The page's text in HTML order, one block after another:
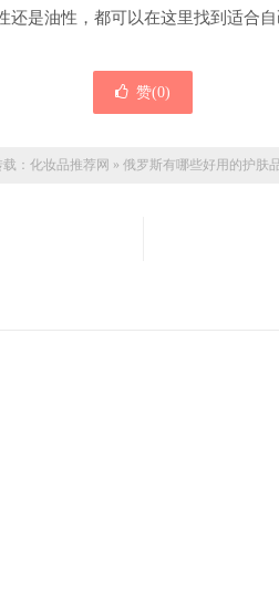
是油性，都可以在这里找到适合自
赞(0)
： 化妆品推荐网 » 俄罗斯有哪些好用的护肤